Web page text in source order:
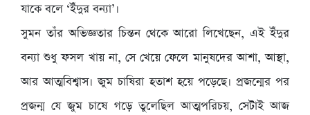
যাকে বলে ‘ইঁদুর বন্যা’।
সুমন তাঁর অভিজ্ঞতার চিন্তন থেকে আরো লিখেছেন, এই ইঁদুর
বন্যা শুধু ফসল খায় না, সে খেয়ে ফেলে মানুষদের আশা, আস্থা,
আর আত্মবিশ্বাস। জুম চাষিরা হতাশ হয়ে পড়েছে। প্রজন্মের পর
প্রজন্ম যে জুম চাষে গড়ে তুলেছিল আত্মপরিচয়, সেটাই আজ